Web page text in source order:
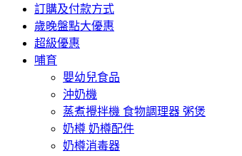
訂購及付款方式
歲晚盤點大優惠
超級優惠
哺育
嬰幼兒食品
沖奶機
蒸煮攪拌機 食物調理器 粥煲
奶樽 奶樽配件
奶樽消毒器